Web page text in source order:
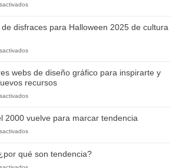
en
a
de disfraces para Halloween 2025 de cultura
en
disfraces
Halloween
de
popular
webs de diseño gráfico para inspirarte y
recursos
en
webs
diseño
2000 vuelve para marcar tendencia
en
moda
qué son tendencia?